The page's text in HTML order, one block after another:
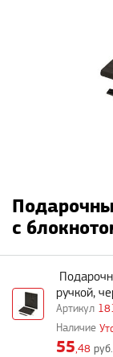
с
ручкой,
55,48 руб.